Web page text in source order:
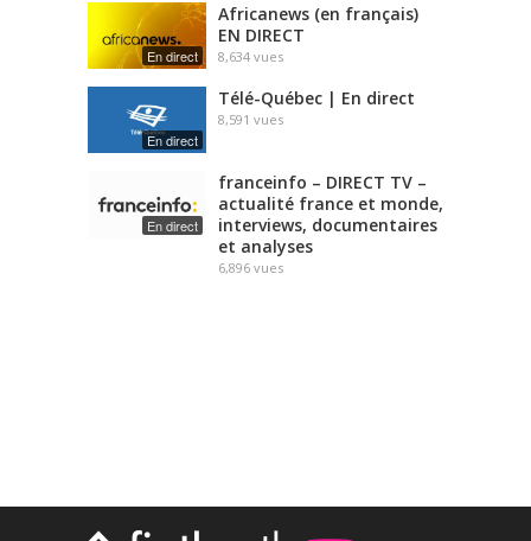
En direct
Africanews (en français)
EN DIRECT
8,634 vues
En direct
Télé-Québec | En direct
8,591 vues
En direct
franceinfo – DIRECT TV –
actualité france et monde,
interviews, documentaires
et analyses
6,896 vues